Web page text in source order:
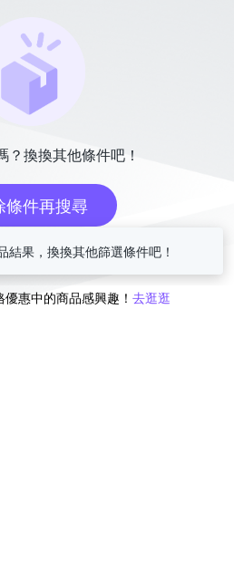
？換換其他條件吧！
條件再搜尋
或
惠中的商品感興趣！ 去逛逛
結果，換換其他篩選條件吧！